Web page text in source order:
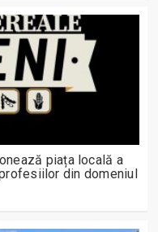
piața locală a
din domeniul